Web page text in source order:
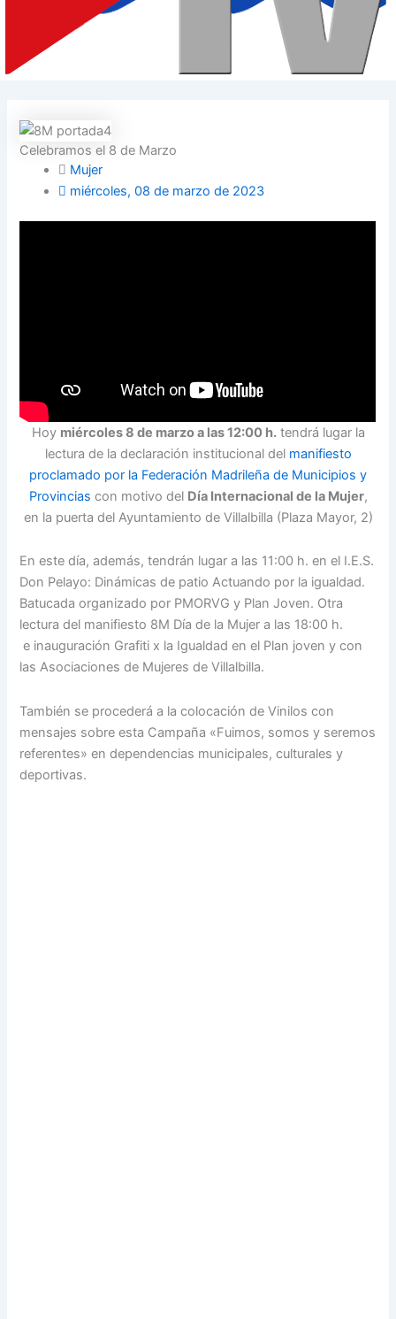
Celebramos el 8 de Marzo
Mujer
miércoles, 08 de marzo de 2023
Hoy miércoles 8 de marzo a las 12:00 h.tendrá lugar la
lectura de la declaración institucional del manifiesto
proclamado por la Federación Madrileña de Municipios y
Provincias con motivo del Día Internacional de la Mujer,
en la puerta del Ayuntamiento de Villalbilla (Plaza Mayor, 2)
En este día, además, tendrán lugar a las 11:00 h. en el I.E.S.
Don Pelayo: Dinámicas de patio Actuando por la igualdad.
Batucada organizado por PMORVG y Plan Joven. Otra
lectura del manifiesto 8M Día de la Mujer a las 18:00 h.
e inauguración Grafiti x la Igualdad en el Plan joven y con
las Asociaciones de Mujeres de Villalbilla.
También se procederá a la colocación de Vinilos con
mensajes sobre esta Campaña «Fuimos, somos y seremos
referentes» en dependencias municipales, culturales y
deportivas.